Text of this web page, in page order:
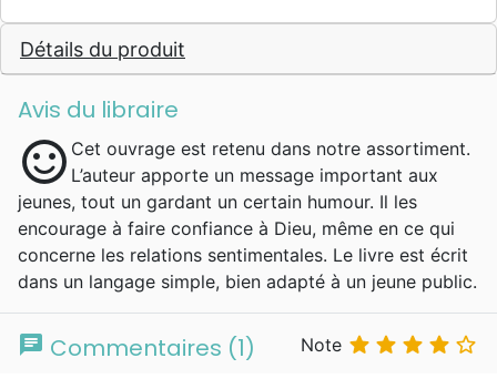
Détails du produit
Avis du libraire
sentiment_satisfied Cet ouvrage est retenu dans notre assortiment.
L’auteur apporte un message important aux
jeunes, tout un gardant un certain humour. Il les
encourage à faire confiance à Dieu, même en ce qui
concerne les relations sentimentales. Le livre est écrit
dans un langage simple, bien adapté à un jeune public.
chat Commentaires (1) Note     